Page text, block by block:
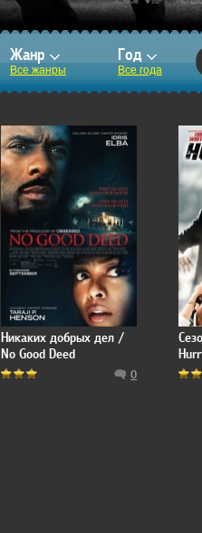
Жанр
Все жанры
Год
Все года
Никаких добрых дел /
No Good Deed
0